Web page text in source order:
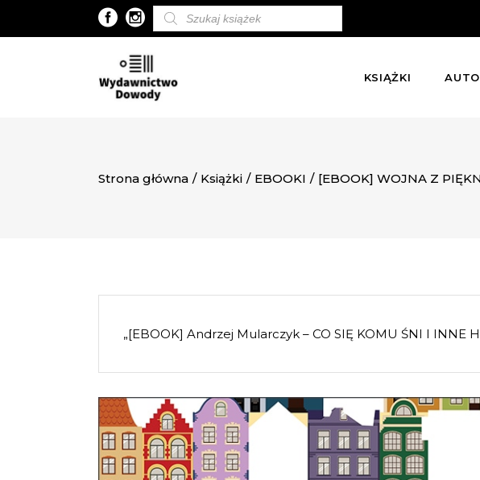
Wyszukiwarka
produktów
KSIĄŻKI
Strona główna / Książki / EBOOKI / [EBOOK] WOJNA Z
„[EBOOK] Andrzej Mularczyk – CO SIĘ KOMU ŚNI I INNE